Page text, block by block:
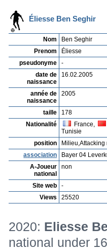
Éliesse Ben Seghir
Nom
Ben Seghir
Prenom
Éliesse
pseudonyme
-
date de
naissance
16.02.2005
année de
naissance
2005
taille
178
Nationalité
France,
Tunisie
position
association
Bayer 04
A-Joueur
national
non
Site web
-
Views
25520
2020: Eliesse
national under